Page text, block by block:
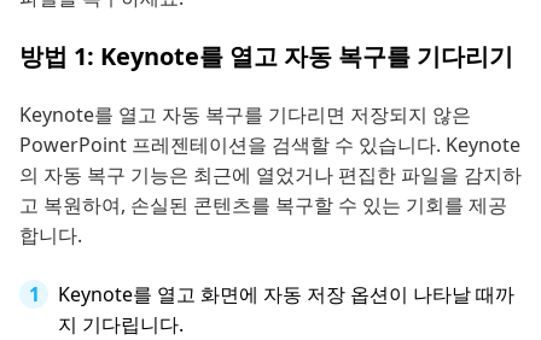
방법 1: Keynote를 열고 자동 복구를 기다리기
Keynote를 열고 자동 복구를 기다리면 저장되지 않은
PowerPoint 프레젠테이션을 검색할 수 있습니다. Keynote
의 자동 복구 기능은 최근에 열었거나 편집한 파일을 감지하
고 복원하여, 손실된 콘텐츠를 복구할 수 있는 기회를 제공
합니다.
Keynote를 열고 화면에 자동 저장 옵션이 나타날 때까
지 기다립니다.